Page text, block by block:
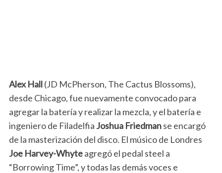
Alex Hall(JD McPherson, The Cactus Blossoms),
desde Chicago, fue nuevamente convocado para
agregar la batería y realizar la mezcla, y el batería e
ingeniero de Filadelfia Joshua Friedmanse encargó
de la masterización del disco. El músico de Londres
Joe Harvey-Whyteagregó el pedal steel a
“Borrowing Time”, y todas las demás voces e